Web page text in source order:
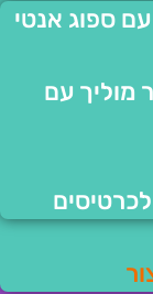
ספוג אנטי
עם